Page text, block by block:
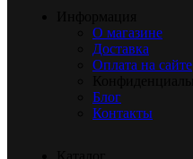
О магазине
Доставка
Оплата на сайте
Блог
Контакты